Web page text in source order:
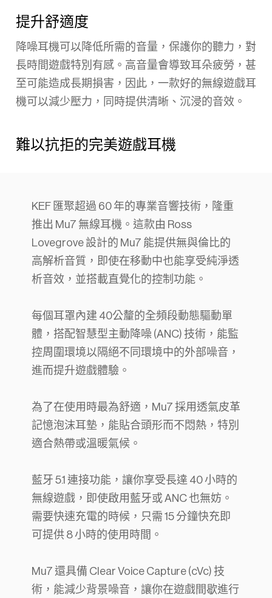
提升舒適度
降噪耳機可以降低所需的音量，保護你的聽力，對
長時間遊戲特別有感。高音量會導致耳朵疲勞，甚
至可能造成長期損害，因此，一款好的無線遊戲耳
機可以減少壓力，同時提供清晰、沉浸的音效。
難以抗拒的完美遊戲耳機
KEF 匯聚超過 60 年的專業音響技術，隆重
推出 Mu7 無線耳機。這款由 Ross
Lovegrove 設計的 Mu7 能提供無與倫比的
高解析音質，即使在移動中也能享受純淨透
析音效，並搭載直覺化的控制功能。
每個耳罩內建 40公釐的全頻段動態驅動單
體，搭配智慧型主動降噪 (ANC) 技術，能監
控周圍環境以隔絕不同環境中的外部噪音，
進而提升遊戲體驗。
為了在使用時最為舒適，Mu7 採用透氣皮革
記憶泡沫耳墊，能貼合頭形而不悶熱，特別
適合熱帶或溫暖氣候。
藍牙 5.1 連接功能，讓你享受長達 40 小時的
無線遊戲，即使啟用藍牙或 ANC 也無妨。
需要快速充電的時候，只需 15 分鐘快充即
可提供 8 小時的使用時間。
Mu7 還具備 Clear Voice Capture (cVc) 技
術，能減少背景噪音，讓你在遊戲間歇進行